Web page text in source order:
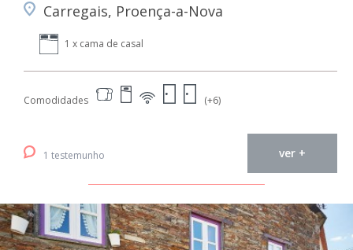
Carregais, Proença-a-Nova
1 x cama de casal
Comodidades (+6)
1 testemunho ver +